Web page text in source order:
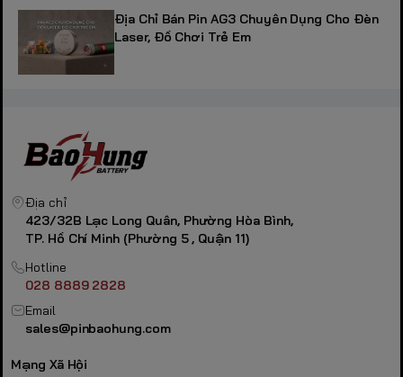
Địa Chỉ Bán Pin AG3 Chuyên Dụng Cho Đèn
Laser, Đồ Chơi Trẻ Em
Địa chỉ
423/32B Lạc Long Quân, Phường Hòa Bình,
TP. Hồ Chí Minh (Phường 5 , Quận 11)
Hotline
028 8889 2828
Email
sales@pinbaohung.com
Mạng Xã Hội